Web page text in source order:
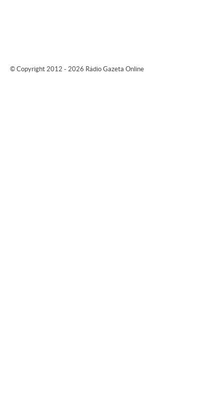
© Copyright 2012 - 2026 Rádio Gazeta Online